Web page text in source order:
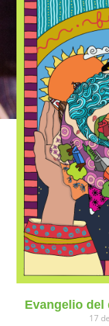
Evangelio del
17